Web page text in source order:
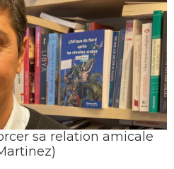
sa relation amicale